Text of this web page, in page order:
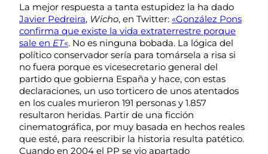
La mejor respuesta a tanta estupidez la ha dado
Javier Pedreira, Wicho, en Twitter: «González Pons
confirma que existe la vida extraterrestre porque
sale en ET«. No es ninguna bobada. La lógica del
político conservador sería para tomársela a risa si
no fuera porque es vicesecretario general del
partido que gobierna España y hace, con estas
declaraciones, un uso torticero de unos atentados
en los cuales murieron 191 personas y 1.857
resultaron heridas. Partir de una ficción
cinematográfica, por muy basada en hechos reales
que esté, para reescribir la historia resulta patético.
Cuando en 2004 el PP se vio apartado